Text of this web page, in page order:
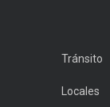
Tránsito
Locales